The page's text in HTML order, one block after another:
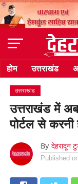
होम उत्तराखंड
उत्तराखंड
उत्तराखंड में
पोर्टल से करनी
By देहरादून
Published